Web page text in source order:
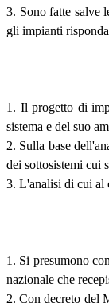
3. Sono fatte salve
gli impianti
1. Il progetto di
sistema e del suo
2. Sulla base
dei sottosistemi cui
3. L'analisi di cui al
1. Si presumono
nazionale che
2. Con decreto del